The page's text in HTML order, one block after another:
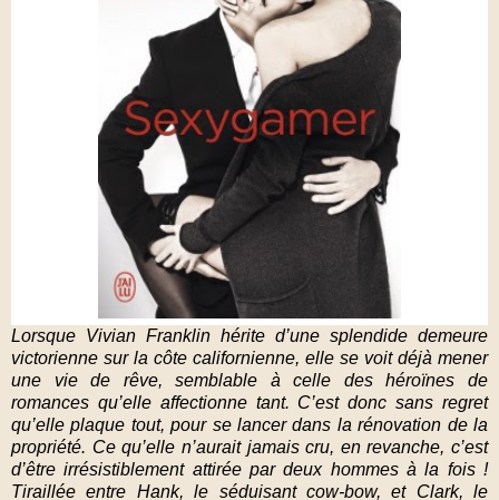
Lorsque Vivian Franklin hérite d’une splendide demeure
victorienne sur la côte californienne, elle se voit déjà mener
une vie de rêve, semblable à celle des héroïnes de
romances qu’elle affectionne tant. C’est donc sans regret
qu’elle plaque tout, pour se lancer dans la rénovation de la
propriété. Ce qu’elle n’aurait jamais cru, en revanche, c’est
d’être irrésistiblement attirée par deux hommes à la fois !
Tiraillée entre Hank, le séduisant cow-bow, et Clark, le